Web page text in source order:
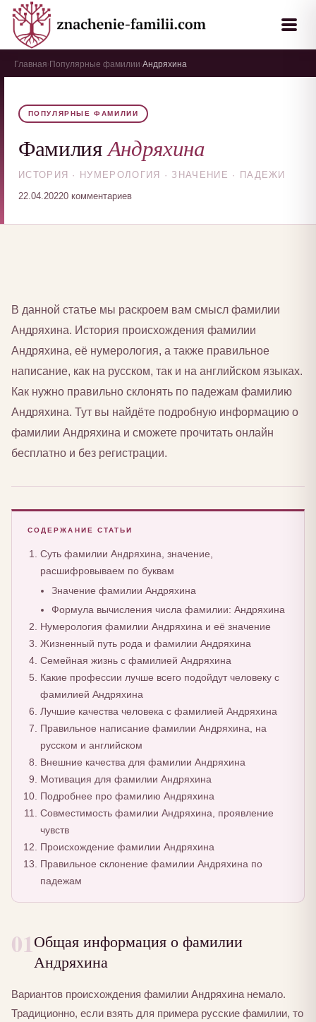
Главная Популярные фамилии Андряхина
ПОПУЛЯРНЫЕ ФАМИЛИИ
ФамилияАндряхина
ИСТОРИЯ · НУМЕРОЛОГИЯ · ЗНАЧЕНИЕ · ПАДЕЖИ
22.04.20220 комментариев
В данной статье мы раскроем вам смысл фамилии
Андряхина. История происхождения фамилии
Андряхина, её нумерология, а также правильное
написание, как на русском, так и на английском языках.
Как нужно правильно склонять по падежам фамилию
Андряхина. Тут вы найдёте подробную информацию о
фамилии Андряхина и сможете прочитать онлайн
бесплатно и без регистрации.
СОДЕРЖАНИЕ СТАТЬИ
Суть фамилии Андряхина, значение,
расшифровываем по буквам
Значение фамилии Андряхина
Формула вычисления числа фамилии: Андряхина
Нумерология фамилии Андряхина и её значение
Жизненный путь рода и фамилии Андряхина
Семейная жизнь с фамилией Андряхина
Какие профессии лучше всего подойдут человеку с
фамилией Андряхина
Лучшие качества человека с фамилией Андряхина
Правильное написание фамилии Андряхина, на
русском и английском
Внешние качества для фамилии Андряхина
Мотивация для фамилии Андряхина
Подробнее про фамилию Андряхина
Совместимость фамилии Андряхина, проявление
чувств
Происхождение фамилии Андряхина
Правильное склонение фамилии Андряхина по
падежам
01Общая информация о фамилии
Андряхина
Вариантов происхождения фамилии Андряхина немало.
Традиционно, если взять для примера русские фамилии, то